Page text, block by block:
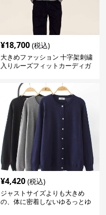
¥18,700 (税込)
大きめファッション 十字架刺繍
入りルーズフィットカーディガ
¥4,420 (税込)
ジャストサイズよりも大きめ
の、体に密着しないゆるっとゆ